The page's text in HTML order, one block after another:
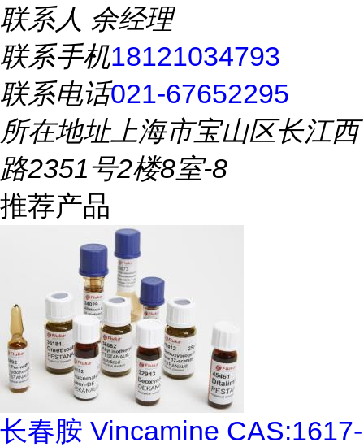
联系人 余经理
联系手机18121034793
联系电话021-67652295
所在地址上海市宝山区长江西
路2351号2楼8室-8
推荐产品
长春胺 Vincamine CAS:1617-